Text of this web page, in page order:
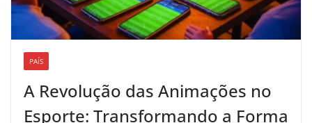
PAÍS
A Revolução das Animações no
Esporte: Transformando a Forma